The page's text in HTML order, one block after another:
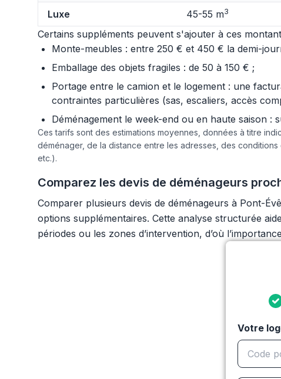
Luxe 45-55 m3
Certains suppléments peuvent s'ajouter à ces
Monte-meubles : entre 250 € et 450 € la demi-
Emballage des objets fragiles : de 50 à 150 € ;
Portage entre le camion et le logement : une
contraintes particulières (sas, escaliers, accès
Déménagement le week-end ou en haute saison :
Ces tarifs sont des estimations moyennes, données à titre
déménager, de la distance entre les adresses, des
etc.).
Comparez les devis de déménageurs
Comparer plusieurs devis de déménageurs à Pont-
options supplémentaires. Cette analyse structurée
périodes ou les zones d’intervention, d’où
Votre